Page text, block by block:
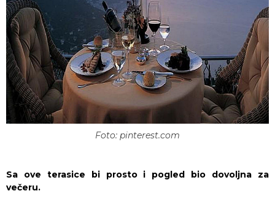
Foto: pinterest.com
Sa ove terasice bi prosto i pogled bio dovoljna za
večeru.